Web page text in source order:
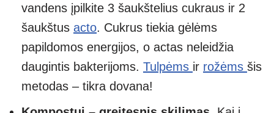
vandens įpilkite 3 šaukštelius cukraus ir 2
šaukštus acto. Cukrus tiekia gėlėms
papildomos energijos, o actas neleidžia
daugintis bakterijoms. Tulpėms ir rožėms šis
metodas – tikra dovana!